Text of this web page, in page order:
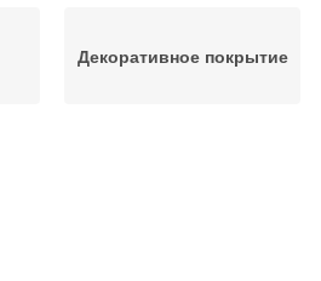
Декоративное покрытие